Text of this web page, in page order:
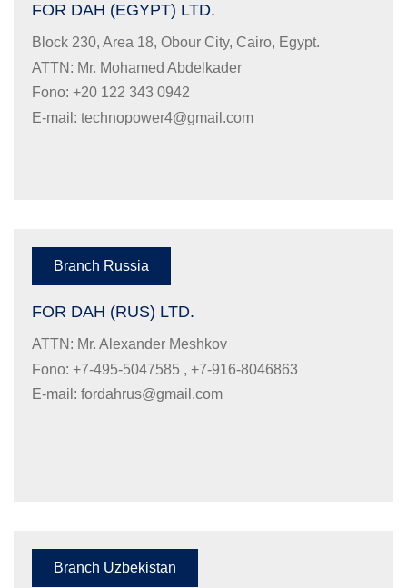
FOR DAH (EGYPT) LTD.
Block 230, Area 18, Obour City, Cairo, Egypt.
ATTN: Mr. Mohamed Abdelkader
Fono: +20 122 343 0942
E-mail: technopower4@gmail.com
Branch Russia
FOR DAH (RUS) LTD.
ATTN: Mr. Alexander Meshkov
Fono: +7-495-5047585 , +7-916-8046863
E-mail: fordahrus@gmail.com
Branch Uzbekistan